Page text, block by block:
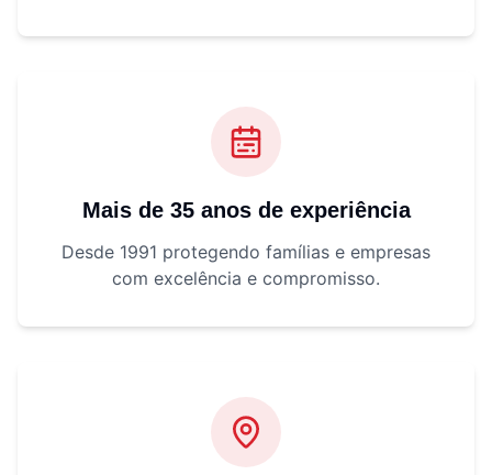
Mais de 35 anos de experiência
Desde 1991 protegendo famílias e empresas
com excelência e compromisso.